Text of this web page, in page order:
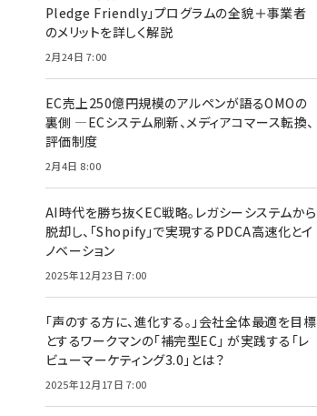
Pledge Friendly」プログラムの全貌＋事業者
のメリットを詳しく解説
2月24日 7:00
EC売上250億円規模のアルペンが語るOMOの
裏側 ―ECシステム刷新、メディアコマース転換、
評価制度
2月4日 8:00
AI時代を勝ち抜くEC戦略。レガシーシステムから
脱却し、「Shopify」で実現するPDCA高速化とイ
ノベーション
2025年12月23日 7:00
「声のする方に、進化する。」会社全体最適を目標
とするワークマンの「補完型EC」 が実践する「レ
ビューマーケティング3.0」とは？
2025年12月17日 7:00